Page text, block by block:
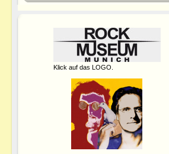
Klick auf das LOGO.